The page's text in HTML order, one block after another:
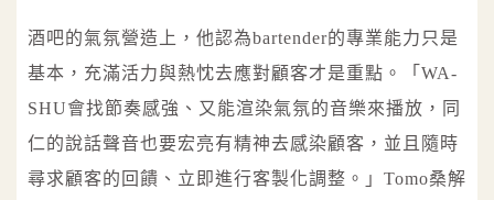
酒吧的氣氛營造上，他認為bartender的專業能力只是
基本，充滿活力與熱忱去應對顧客才是重點。「WA-
SHU會找節奏感強、又能渲染氣氛的音樂來播放，同
仁的說話聲音也要宏亮有精神去感染顧客，並且隨時
尋求顧客的回饋、立即進行客製化調整。」Tomo桑解